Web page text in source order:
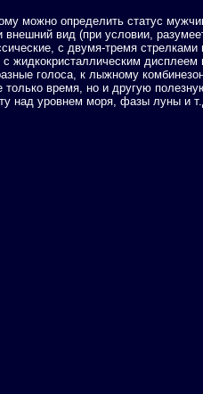
можно определить статус
внешний вид (при условии,
с двумя-тремя
жидкокристаллическим
голоса, к лыжному
только время, но и другую
над уровнем моря, фазы луны и